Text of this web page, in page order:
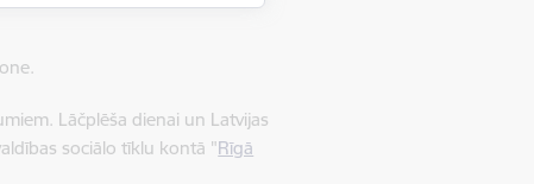
Lāčplēša dienai un Latvijas
sociālo tīklu kontā "Rīgā